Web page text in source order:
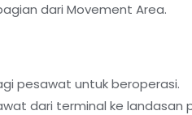
dari Movement Area.
pesawat untuk beroperasi.
dari terminal ke landasan